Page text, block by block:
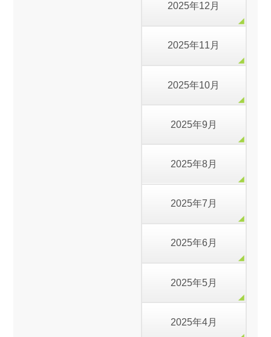
2025年12月
2025年11月
2025年10月
2025年9月
2025年8月
2025年7月
2025年6月
2025年5月
2025年4月